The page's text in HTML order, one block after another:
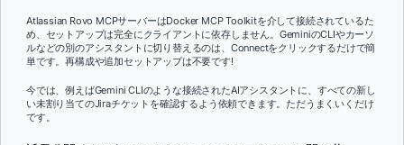
Atlassian Rovo MCPサーバーはDocker MCP Toolkitを介して接続されているた
め、セットアップは完全にクライアントに依存しません。GeminiのCLIやカーソ
ルなどの別のアシスタントに切り替えるのは、Connectをクリックするだけで簡
単です。再構成や追加セットアップは不要です!
今では、例えばGemini CLIのような接続されたAIアシスタントに、すべての新し
い未割り当てのJiraチケットを確認するよう依頼できます。ただうまくいくだけ
です。